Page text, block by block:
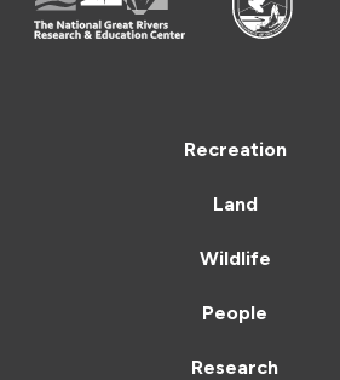
Recreation
Land
Wildlife
People
Research